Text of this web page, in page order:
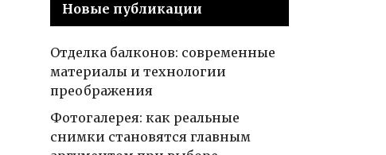
Новые публикации
Отделка балконов: современные
материалы и технологии
преображения
Фотогалерея: как реальные
снимки становятся главным